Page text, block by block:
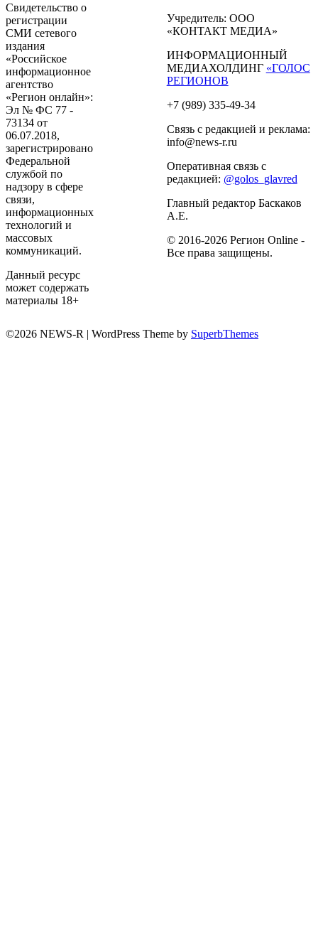
Свидетельство о
регистрации
СМИ сетевого
издания
«Российское
информационное
агентство
«Регион онлайн»:
Эл № ФС 77 -
73134 от
06.07.2018,
зарегистрировано
Федеральной
службой по
надзору в сфере
связи,
информационных
технологий и
массовых
коммуникаций.
Данный ресурс
может содержать
материалы 18+
Учредитель: ООО
«КОНТАКТ МЕДИА»
ИНФОРМАЦИОННЫЙ
МЕДИАХОЛДИНГ «ГОЛОС
РЕГИОНОВ
+7 (989) 335-49-34
Связь с редакцией и реклама:
info@news-r.ru
Оперативная связь с
редакцией: @golos_glavred
Главный редактор Баскаков
А.Е.
© 2016-2026 Регион Online -
Все права защищены.
©2026 NEWS-R | WordPress Theme by SuperbThemes